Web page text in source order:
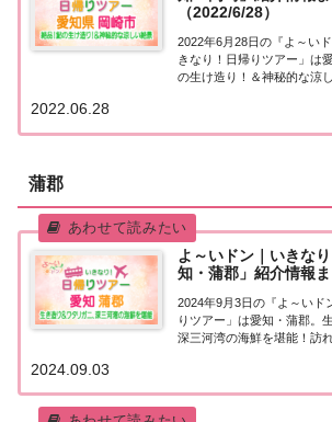
（2022/6/28）
2022年6月28日の『よ～い
きなり！日帰りツアー」は
の生け造り！＆神秘的な涼
街行く人にいきなり声をか
2022.06.28
蒲郡
よ～いドン｜いきな
知・蒲郡」紹介情報
2024年9月3日の『よ～いド
りツアー」は愛知・蒲郡。
深三河湾の海鮮を堪能！訪
知・蒲郡」日帰りツアー麒
にいきなり声をかけ、その
招...
2024.09.03